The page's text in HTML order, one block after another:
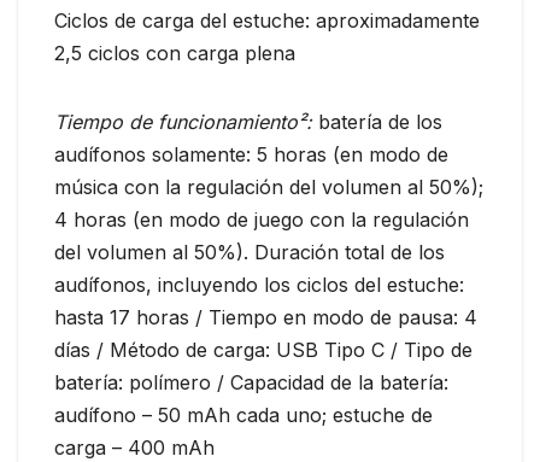
Ciclos de carga del estuche: aproximadamente
2,5 ciclos con carga plena
Tiempo de funcionamiento²:batería de los
audífonos solamente: 5 horas (en modo de
música con la regulación del volumen al 50%);
4 horas (en modo de juego con la regulación
del volumen al 50%). Duración total de los
audífonos, incluyendo los ciclos del estuche:
hasta 17 horas / Tiempo en modo de pausa: 4
días / Método de carga: USB Tipo C / Tipo de
batería: polímero / Capacidad de la batería:
audífono – 50 mAh cada uno; estuche de
carga – 400 mAh